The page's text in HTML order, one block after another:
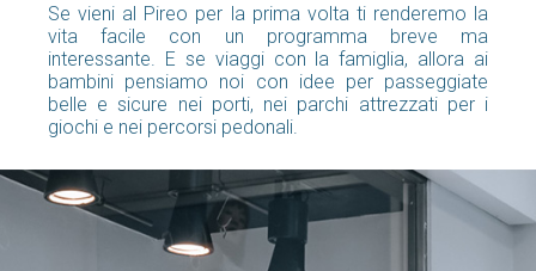
Se vieni al Pireo per la prima volta ti renderemo la
vita facile con un programma breve ma
interessante. E se viaggi con la famiglia, allora ai
bambini pensiamo noi con idee per passeggiate
belle e sicure nei porti, nei parchi attrezzati per i
giochi e nei percorsi pedonali.